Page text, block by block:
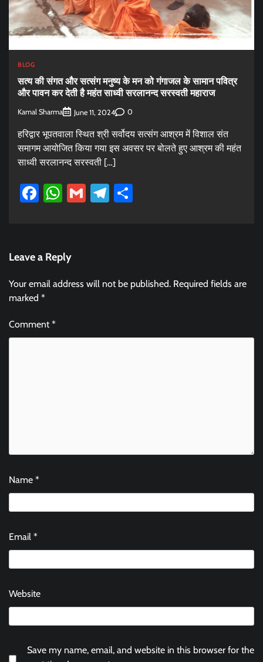
BLOG
सत्य की संगत और सत्संग मनुष्य के मन को गंगाजल के सामान पवित्र
और पावन कर देती है महंत साध्वी सरलानन्द सरस्वती महाराज
Kamal Sharma June 11, 2024 0
हरिद्वार भूपतवाला स्थित श्री सर्वोदय सत्संग आश्रम में विशाल संत
समागम आयोजित किया गया इस अवसर पर बोलते हुए आश्रम की महंत
साध्वी सरलानन्द सरस्वती […]
Facebook
WhatsApp
GmailTelegram
Leave a Reply
Your email address will not be published. Required fields are
marked *
Comment*
Name *
Email *
Website
Save my name, email, and website in this browser for the